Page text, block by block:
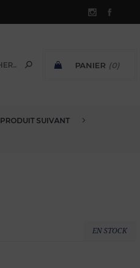
PANIER (0)
PRODUIT SUIVANT
EN STOCK